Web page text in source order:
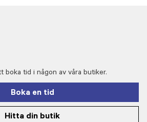
boka tid i någon av våra butiker.
Boka en tid
Hitta din butik